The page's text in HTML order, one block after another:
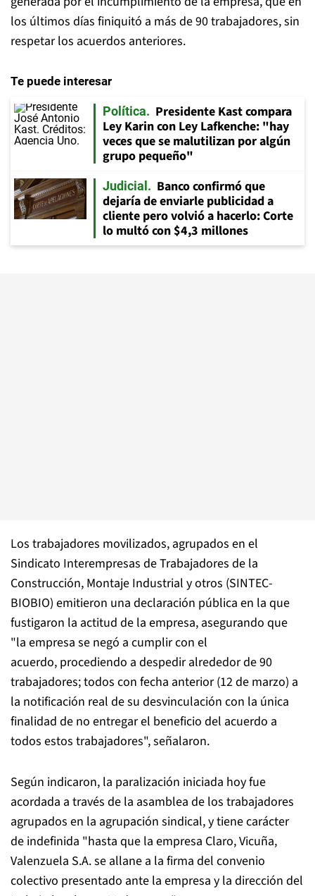
los últimos días finiquitó a más de 90 trabajadores, sin
respetar los acuerdos anteriores.
Te puede interesar
Política
Presidente Kast compara
Ley Karin con Ley Lafkenche: "hay
veces que se malutilizan por algún
grupo pequeño"
Judicial
Banco confirmó que
dejaría de enviarle publicidad a
cliente pero volvió a hacerlo: Corte
lo multó con $4,3 millones
Los trabajadores movilizados, agrupados en el
Sindicato Interempresas de Trabajadores de la
Construcción, Montaje Industrial y otros (SINTEC-
BIOBIO) emitieron una declaración pública en la que
fustigaron la actitud de la empresa, asegurando que
"la empresa se negó a cumplir con el
acuerdo, procediendo a despedir alrededor de 90
trabajadores; todos con fecha anterior (12 de marzo) a
la notificación real de su desvinculación con la única
finalidad de no entregar el beneficio del acuerdo a
todos estos trabajadores", señalaron.
Según indicaron, la paralización iniciada hoy fue
acordada a través de la asamblea de los trabajadores
agrupados en la agrupación sindical, y tiene carácter
de indefinida "hasta que la empresa Claro, Vicuña,
Valenzuela S.A. se allane a la firma del convenio
colectivo presentado ante la empresa y la dirección del